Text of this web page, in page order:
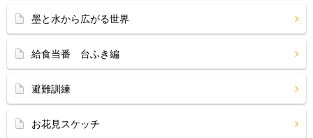
墨と水から広がる世界
給食当番 台ふき編
避難訓練
お花見スケッチ